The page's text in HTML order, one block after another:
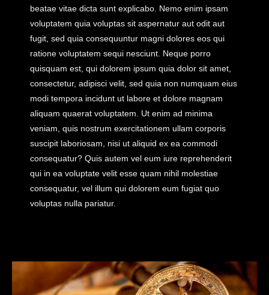
beatae vitae dicta sunt explicabo. Nemo enim ipsam
voluptatem quia voluptas sit aspernatur aut odit aut
fugit, sed quia consequuntur magni dolores eos qui
ratione voluptatem sequi nesciunt. Neque porro
quisquam est, qui dolorem ipsum quia dolor sit amet,
consectetur, adipisci velit, sed quia non numquam eius
modi tempora incidunt ut labore et dolore magnam
aliquam quaerat voluptatem. Ut enim ad minima
veniam, quis nostrum exercitationem ullam corporis
suscipit laboriosam, nisi ut aliquid ex ea commodi
consequatur? Quis autem vel eum iure reprehenderit
qui in ea voluptate velit esse quam nihil molestiae
consequatur, vel illum qui dolorem eum fugiat quo
voluptas nulla pariatur.